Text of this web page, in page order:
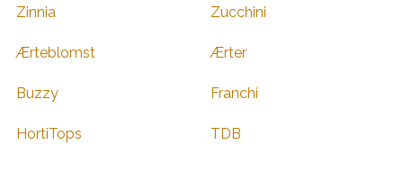
Zinnia Zucchini
Ærteblomst Ærter
Buzzy Franchi
HortiTops TDB